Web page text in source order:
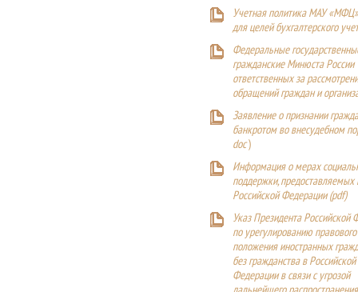
Учетная политика МАУ
для целей бухгалтерского
Федеральные
гражданские Минюста России
ответственных за
обращений граждан и
Заявление о признании
банкротом во внесудебном
doc)
Информация о мерах
поддержки,
Российской Федерации (pdf)
Указ Президента Российской
по урегулированию правового
положения иностранных
без гражданства в Российской
Федерации в связи с угрозой